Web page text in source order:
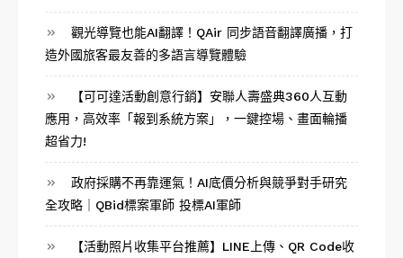
觀光導覽也能AI翻譯！QAir 同步語音翻譯廣播，打
造外國旅客最友善的多語言導覽體驗
【可可達活動創意行銷】安聯人壽盛典360人互動
應用，高效率「報到系統方案」，一鍵控場、畫面輪播
超省力!
政府採購不再靠運氣！AI底價分析與競爭對手研究
全攻略｜QBid標案軍師 投標AI軍師
【活動照片收集平台推薦】LINE上傳、QR Code收